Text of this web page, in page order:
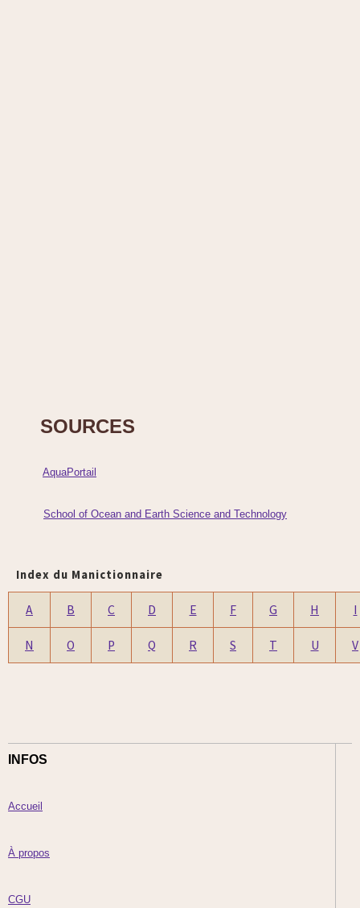
SOURCES
AquaPortail
School of Ocean and Earth Science and Technology
Index du Manictionnaire
A B C D E F G H I
N O P Q R S T U V
INFOS
Accueil
À propos
CGU